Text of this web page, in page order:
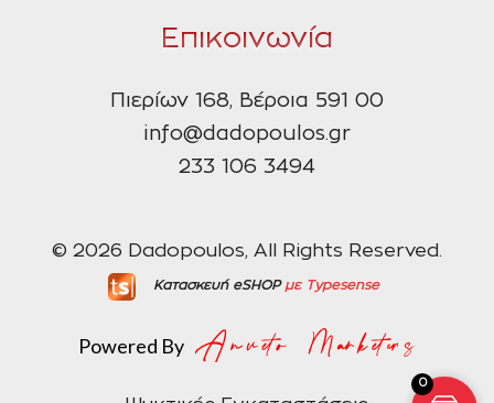
Επικοινωνία
Πιερίων 168, Βέροια 591 00
info@dadopoulos.gr
233 106 3494
© 2026 Dadopoulos, All Rights Reserved.
Κατασκευή eSHOPμε Typesense
Powered By
0